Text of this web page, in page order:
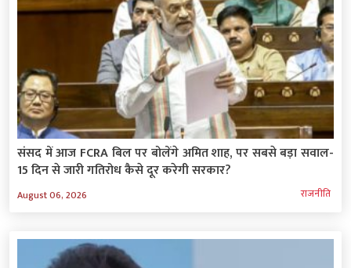
संसद में आज FCRA बिल पर बोलेंगे अमित शाह, पर सबसे बड़ा सवाल-
15 दिन से जारी गतिरोध कैसे दूर करेगी सरकार?
August 06, 2026 राजनीति